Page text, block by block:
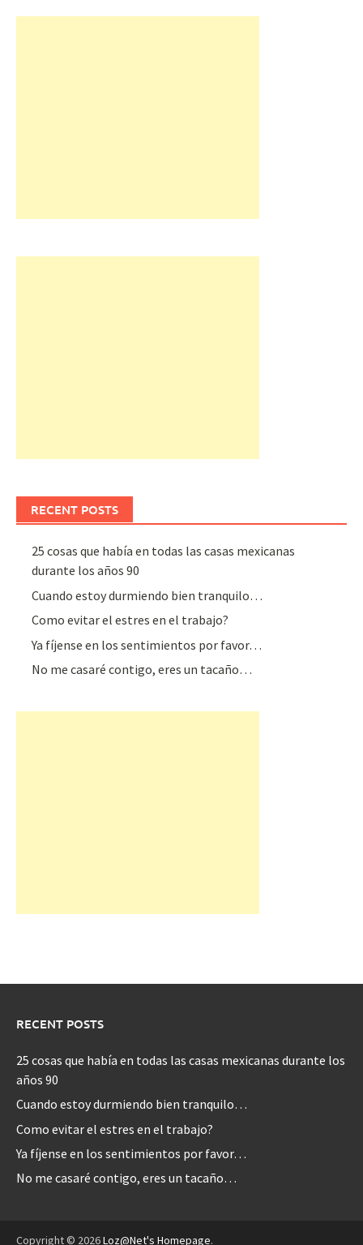
RECENT POSTS
25 cosas que había en todas las casas mexicanas
durante los años 90
Cuando estoy durmiendo bien tranquilo…
Como evitar el estres en el trabajo?
Ya fíjense en los sentimientos por favor…
No me casaré contigo, eres un tacaño…
RECENT POSTS
25 cosas que había en todas las casas mexicanas durante los
años 90
Cuando estoy durmiendo bien tranquilo…
Como evitar el estres en el trabajo?
Ya fíjense en los sentimientos por favor…
No me casaré contigo, eres un tacaño…
Copyright © 2026Loz@Net's Homepage.